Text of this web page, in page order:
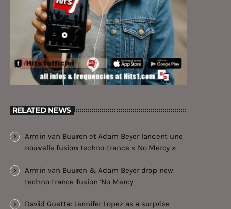
RELATED NEWS
Armin van Buuren et Adam Beyer lancent une
nouvelle fusion techno-trance « No Mercy »
Armin van Buuren & Adam Beyer drop new
techno-trance fusion ‘No Mercy’
David Guetta: Jennifer Lopez as a surprise